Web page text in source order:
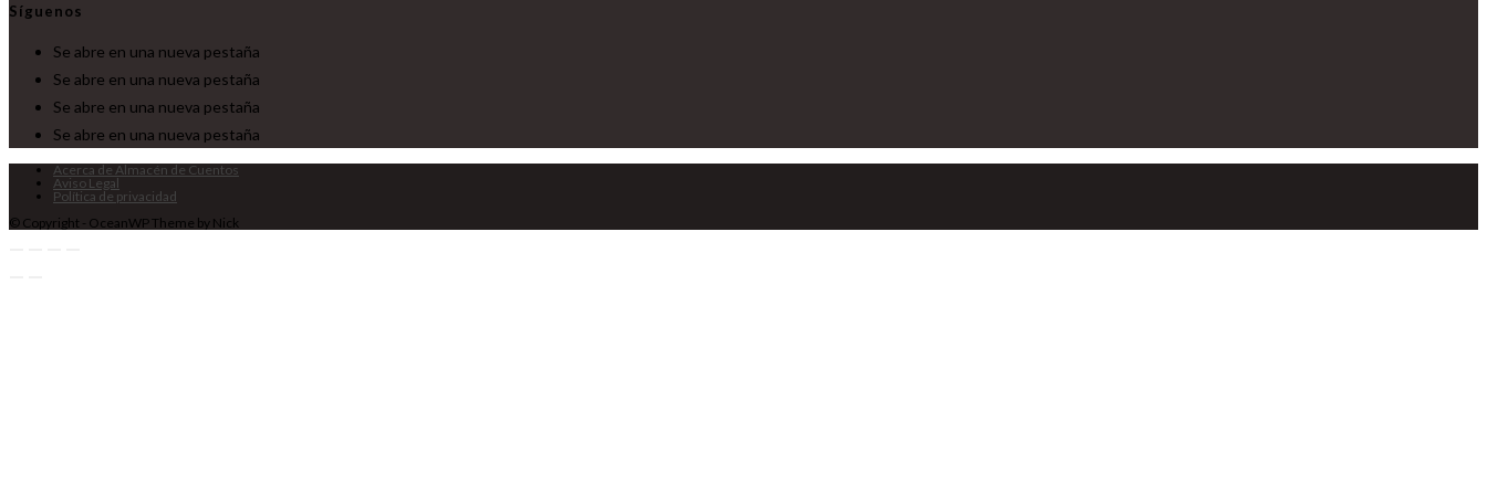
Síguenos
Se abre en una nueva pestaña
Se abre en una nueva pestaña
Se abre en una nueva pestaña
Se abre en una nueva pestaña
Acerca de Almacén de Cuentos
Aviso Legal
Política de privacidad
© Copyright - OceanWP Theme by Nick